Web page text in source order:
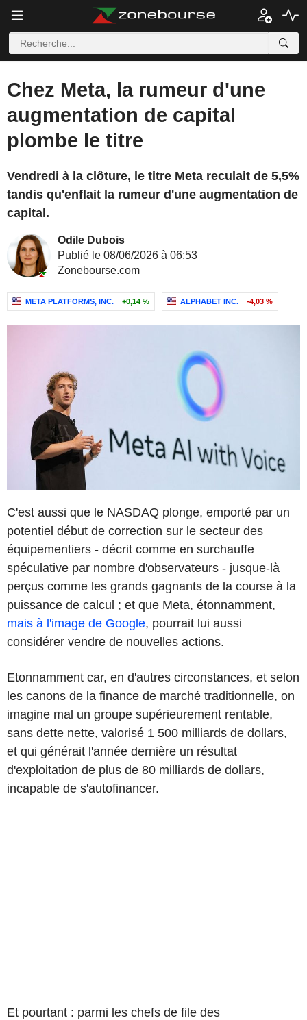
Chez Meta, la rumeur d'une
augmentation de capital
plombe le titre
Vendredi à la clôture, le titre Meta reculait de 5,5%
tandis qu'enflait la rumeur d'une augmentation de
capital.
Odile Dubois
Publié le 08/06/2026 à 06:53
Zonebourse.com
META PLATFORMS, INC. +0,14 % ALPHABET INC. -4,03 %
C'est aussi que le NASDAQ plonge, emporté par un
potentiel début de correction sur le secteur des
équipementiers - décrit comme en surchauffe
spéculative par nombre d'observateurs - jusque-là
perçus comme les grands gagnants de la course à la
puissance de calcul ; et que Meta, étonnamment,
mais à l'image de Google, pourrait lui aussi
considérer vendre de nouvelles actions.
Etonnamment car, en d'autres circonstances, et selon
les canons de la finance de marché traditionnelle, on
imagine mal un groupe supérieurement rentable,
sans dette nette, valorisé 1 500 milliards de dollars,
et qui générait l'année dernière un résultat
d'exploitation de plus de 80 milliards de dollars,
incapable de s'autofinancer.
Et pourtant : parmi les chefs de file des